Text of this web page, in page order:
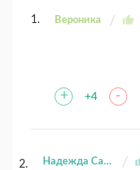
Вероника
+ +4 -
Надежда Сагдеева